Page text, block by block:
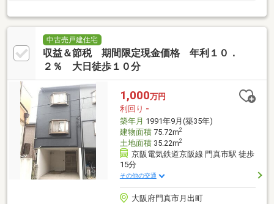
中古売戸建住宅
収益＆節税 期間限定現金価格 年利１０．
２％ 大日徒歩１０分
1,000万円
利回り -
築年月 1991年9月(築35年)
建物面積75.72m2
土地面積35.22m2
京阪電気鉄道京阪線 門真市駅 徒歩
15分
その他の交通
大阪府門真市月出町